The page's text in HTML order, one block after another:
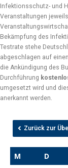
Infektionsschutz- und
Veranstaltungen
Bekämpfung des
Testrate stehe
abgeschlagen auf
die Ankündigung des
Durchführung
umgesetzt wird und
anerkannt werden.
Zurück zur
M D